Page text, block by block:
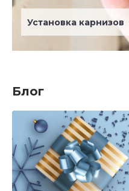
Установка карнизов
Блог